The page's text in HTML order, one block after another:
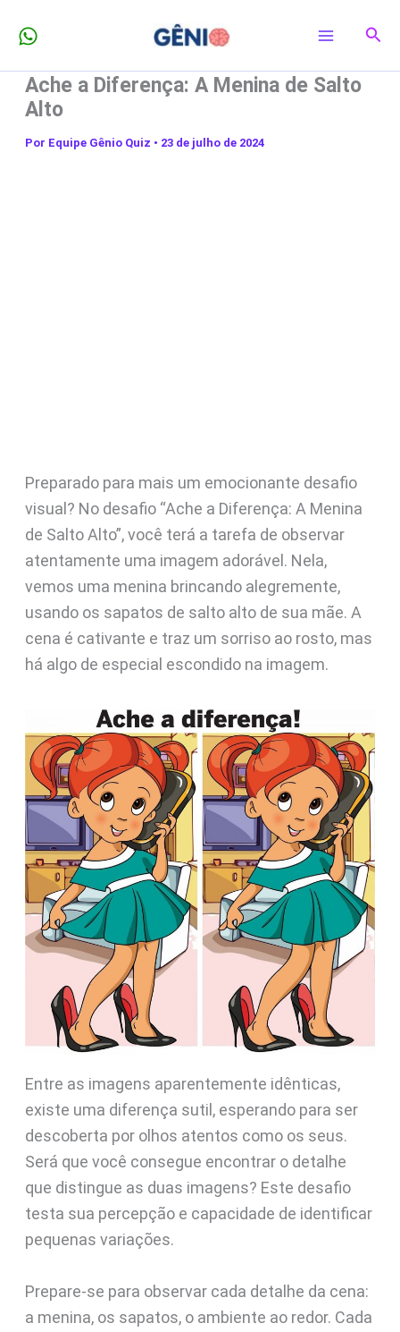
para
conteúdo
Ache a Diferença: A Menina de Salto
Alto
Por Equipe Gênio Quiz • 23 de julho de 2024
Preparado para mais um emocionante desafio
visual? No desafio “Ache a Diferença: A Menina
de Salto Alto”, você terá a tarefa de observar
atentamente uma imagem adorável. Nela,
vemos uma menina brincando alegremente,
usando os sapatos de salto alto de sua mãe. A
cena é cativante e traz um sorriso ao rosto, mas
há algo de especial escondido na imagem.
Entre as imagens aparentemente idênticas,
existe uma diferença sutil, esperando para ser
descoberta por olhos atentos como os seus.
Será que você consegue encontrar o detalhe
que distingue as duas imagens? Este desafio
testa sua percepção e capacidade de identificar
pequenas variações.
Prepare-se para observar cada detalhe da cena:
a menina, os sapatos, o ambiente ao redor. Cada